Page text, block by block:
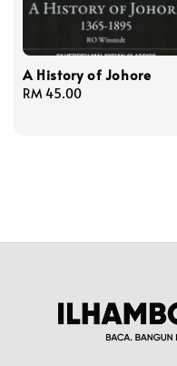
A History of Johore
Regular
RM 45.00